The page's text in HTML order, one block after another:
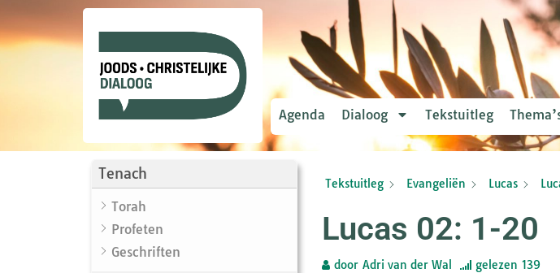
Agenda Dialoog Tekstuitleg
Tenach
Torah
Profeten
Geschriften
Tekstuitleg Evangeliën Lucas
Lucas 02: 1-20
door Adri van der Wal gelezen 139